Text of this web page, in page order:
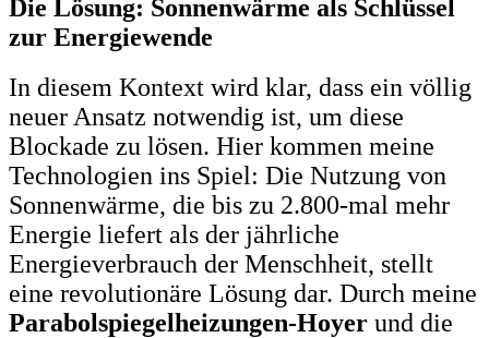
Die Lösung: Sonnenwärme als Schlüssel
zur Energiewende
In diesem Kontext wird klar, dass ein völlig
neuer Ansatz notwendig ist, um diese
Blockade zu lösen. Hier kommen meine
Technologien ins Spiel: Die Nutzung von
Sonnenwärme, die bis zu 2.800-mal mehr
Energie liefert als der jährliche
Energieverbrauch der Menschheit, stellt
eine revolutionäre Lösung dar. Durch meine
Parabolspiegelheizungen-Hoyer und die